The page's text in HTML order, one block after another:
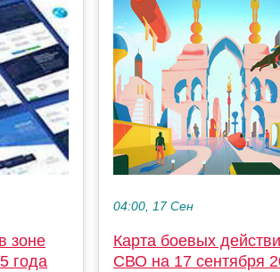
зоне
года
04:00, 17 Сен
Карта боевых
СВО на 17 сентября